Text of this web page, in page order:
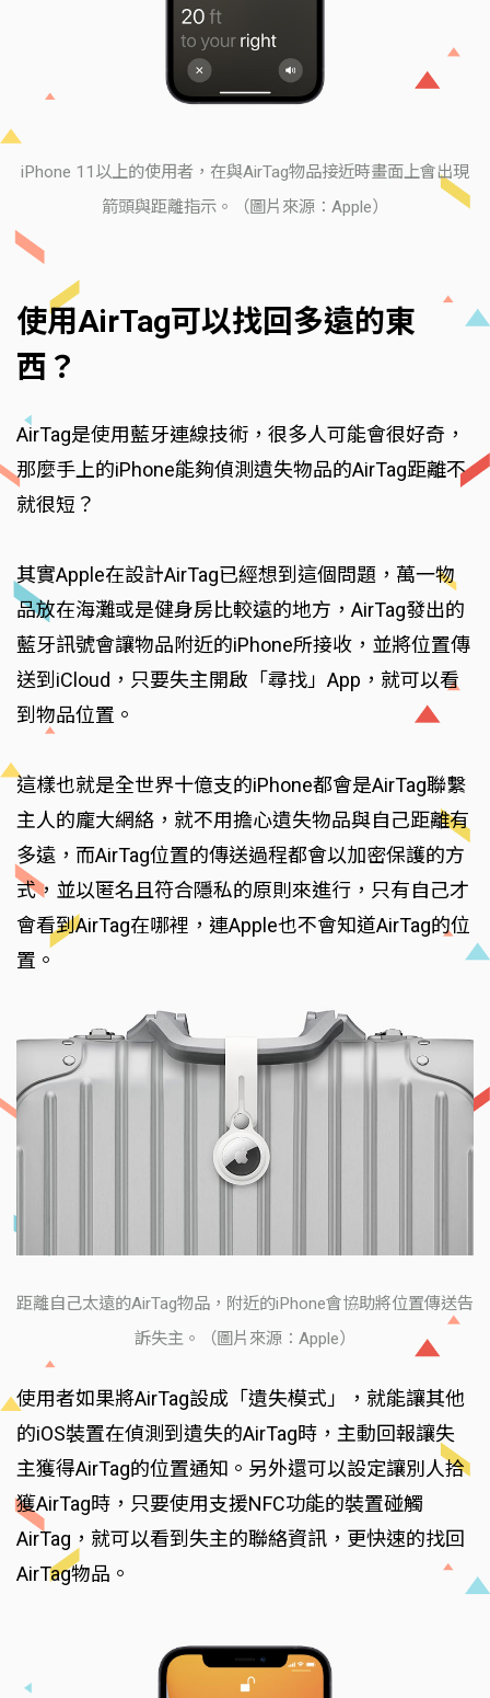
iPhone 11以上的使用者，在與AirTag物品接近時畫面上會出現
箭頭與距離指示。（圖片來源：Apple）
使用AirTag可以找回多遠的東
西？
AirTag是使用藍牙連線技術，很多人可能會很好奇，
那麼手上的iPhone能夠偵測遺失物品的AirTag距離不
就很短？
其實Apple在設計AirTag已經想到這個問題，萬一物
品放在海灘或是健身房比較遠的地方，AirTag發出的
藍牙訊號會讓物品附近的iPhone所接收，並將位置傳
送到iCloud，只要失主開啟「尋找」App，就可以看
到物品位置。
這樣也就是全世界十億支的iPhone都會是AirTag聯繫
主人的龐大網絡，就不用擔心遺失物品與自己距離有
多遠，而AirTag位置的傳送過程都會以加密保護的方
式，並以匿名且符合隱私的原則來進行，只有自己才
會看到AirTag在哪裡，連Apple也不會知道AirTag的位
置。
距離自己太遠的AirTag物品，附近的iPhone會協助將位置傳送告
訴失主。（圖片來源：Apple）
使用者如果將AirTag設成「遺失模式」，就能讓其他
的iOS裝置在偵測到遺失的AirTag時，主動回報讓失
主獲得AirTag的位置通知。另外還可以設定讓別人拾
獲AirTag時，只要使用支援NFC功能的裝置碰觸
AirTag，就可以看到失主的聯絡資訊，更快速的找回
AirTag物品。